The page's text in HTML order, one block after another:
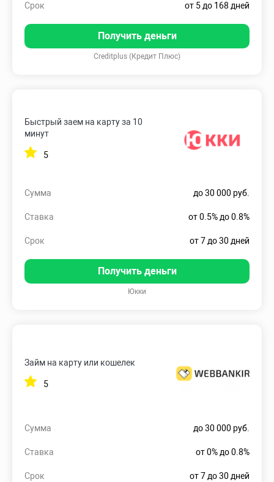
Срок от 5 до 168 дней
Получить деньги
Creditplus (Кредит Плюс)
Быстрый заем на карту за 10
минут
5
Сумма до 30 000 руб.
Ставка от 0.5% до 0.8%
Срок от 7 до 30 дней
Получить деньги
Юкки
Займ на карту или кошелек
5
Сумма до 30 000 руб.
Ставка от 0% до 0.8%
Срок от 7 до 30 дней